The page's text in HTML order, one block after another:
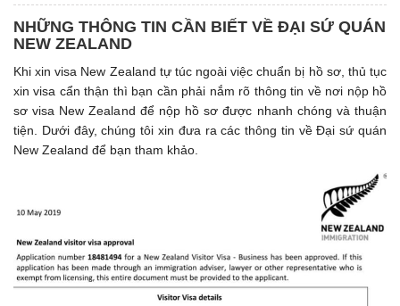
NHỮNG THÔNG TIN CẦN BIẾT VỀ ĐẠI SỨ QUÁN
NEW ZEALAND
Khi xin visa New Zealand tự túc ngoài việc chuẩn bị hồ sơ, thủ tục
xin visa cẩn thận thì bạn cần phải nắm rõ thông tin về nơi nộp hồ
sơ visa New Zealand để nộp hồ sơ được nhanh chóng và thuận
tiện. Dưới đây, chúng tôi xin đưa ra các thông tin về Đại sứ quán
New Zealand để bạn tham khảo.